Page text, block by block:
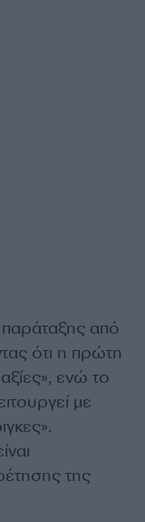
παράταξης από
ότι η πρώτη
ενώ το
με
της